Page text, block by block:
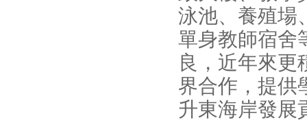
泳池、養殖場
單身教師宿舍
良，近年來更
界合作，提供
升東海岸發展